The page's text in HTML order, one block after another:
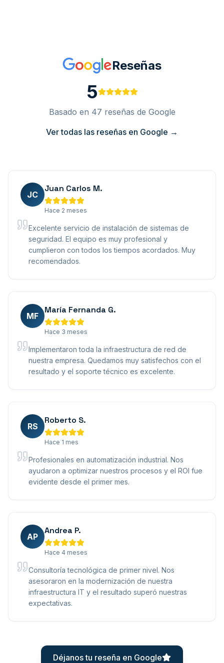
Reseñas
5
Basado en 47 reseñas de Google
Ver todas las reseñas en Google →
JC
Juan Carlos M.
Hace 2 meses
Excelente servicio de instalación de sistemas de
seguridad. El equipo es muy profesional y
cumplieron con todos los tiempos acordados. Muy
recomendados.
MF
María Fernanda G.
Hace 3 meses
Implementaron toda la infraestructura de red de
nuestra empresa. Quedamos muy satisfechos con el
resultado y el soporte técnico es excelente.
RS
Roberto S.
Hace 1 mes
Profesionales en automatización industrial. Nos
ayudaron a optimizar nuestros procesos y el ROI fue
evidente desde el primer mes.
AP
Andrea P.
Hace 4 meses
Consultoría tecnológica de primer nivel. Nos
asesoraron en la modernización de nuestra
infraestructura IT y el resultado superó nuestras
expectativas.
Déjanos tu reseña en Google